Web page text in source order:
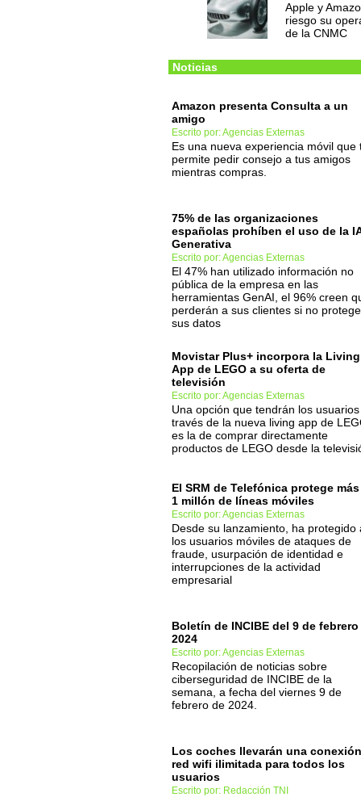
Apple y
riesgo su
de la CNMC
Noticias
Amazon presenta Consulta a un
amigo
Escrito por: Agencias Externas
Es una nueva experiencia móvil que
permite pedir consejo a tus amigos
mientras compras.
75% de las organizaciones
españolas prohíben el uso de la
Generativa
Escrito por: Agencias Externas
El 47% han utilizado información no
pública de la empresa en las
herramientas GenAI, el 96% creen
perderán a sus clientes si no
sus datos
Movistar Plus+ incorpora la Living
App de LEGO a su oferta de
televisión
Escrito por: Agencias Externas
Una opción que tendrán los
través de la nueva living app de
es la de comprar directamente
productos de LEGO desde la
El SRM de Telefónica protege
1 millón de líneas móviles
Escrito por: Agencias Externas
Desde su lanzamiento, ha protegido
los usuarios móviles de ataques de
fraude, usurpación de identidad e
interrupciones de la actividad
empresarial
Boletín de INCIBE del 9 de febrero
2024
Escrito por: Agencias Externas
Recopilación de noticias sobre
ciberseguridad de INCIBE de la
semana, a fecha del viernes 9 de
febrero de 2024.
Los coches llevarán una conexión
red wifi ilimitada para todos los
usuarios
Escrito por: Redacción TNI